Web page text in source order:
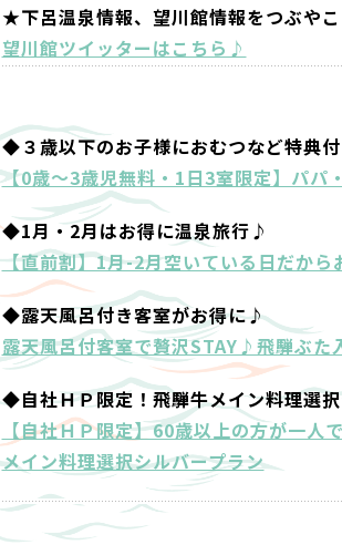
★下呂温泉情報、望川館情報をつぶや
望川館ツイッターはこちら♪
◆３歳以下のお子様におむつなど特典
【0歳～3歳児無料・1日3室限定】パ
◆1月・2月はお得に温泉旅行♪
【直前割】1月-2月空いている日だか
◆露天風呂付き客室がお得に♪
露天風呂付客室で贅沢STAY♪飛騨ぶ
◆自社ＨＰ限定！飛騨牛メイン料理選
【自社ＨＰ限定】60歳以上の方が一
メイン料理選択シルバープラン